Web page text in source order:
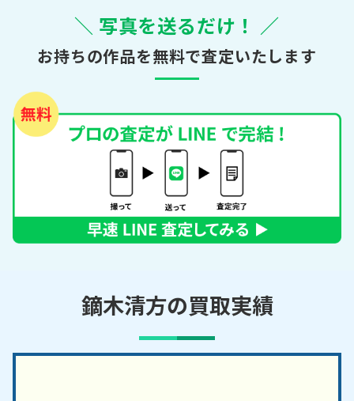
＼ 写真を送るだけ！ ／
お持ちの作品を無料で査定いたします
鏑木清方の買取実績